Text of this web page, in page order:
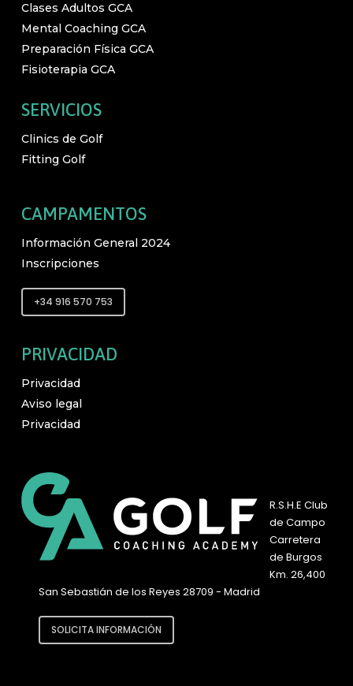
Clases Adultos GCA
Mental Coaching GCA
Preparación Física GCA
Fisioterapia GCA
SERVICIOS
Clinics de Golf
Fitting Golf
CAMPAMENTOS
Información General 2024
Inscripciones
+34 916 570 753
PRIVACIDAD
Privacidad
Aviso legal
Privacidad
R.S.H.E Club
de Campo
Carretera
de Burgos
Km. 26,400
San Sebastián de los Reyes 28709 - Madrid
SOLICITA INFORMACIÓN